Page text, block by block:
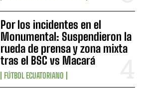
Por los incidentes en el
Monumental: Suspendieron la
rueda de prensa y zona mixta
tras el BSC vs Macará
FÚTBOL ECUATORIANO